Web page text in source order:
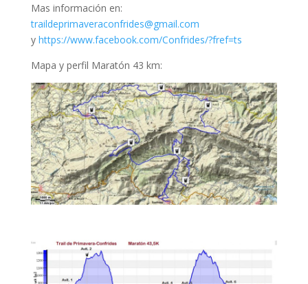
Mas información en:
traildeprimaveraconfrides@gmail.com
y https://www.facebook.com/Confrides/?fref=ts
Mapa y perfil Maratón 43 km: